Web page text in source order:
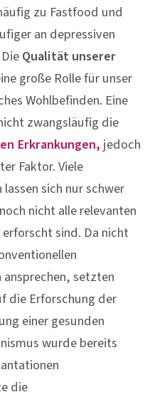
große Rolle für unser
Wohlbefinden. Eine
zwangsläufig die
Erkrankungen,jedoch
Faktor. Viele
sich nur schwer
nicht alle relevanten
sind. Da nicht
setzten
die Erforschung der
einer gesunden
wurde bereits
die
Probanden mit
bei Infektionen mit
bedeutende